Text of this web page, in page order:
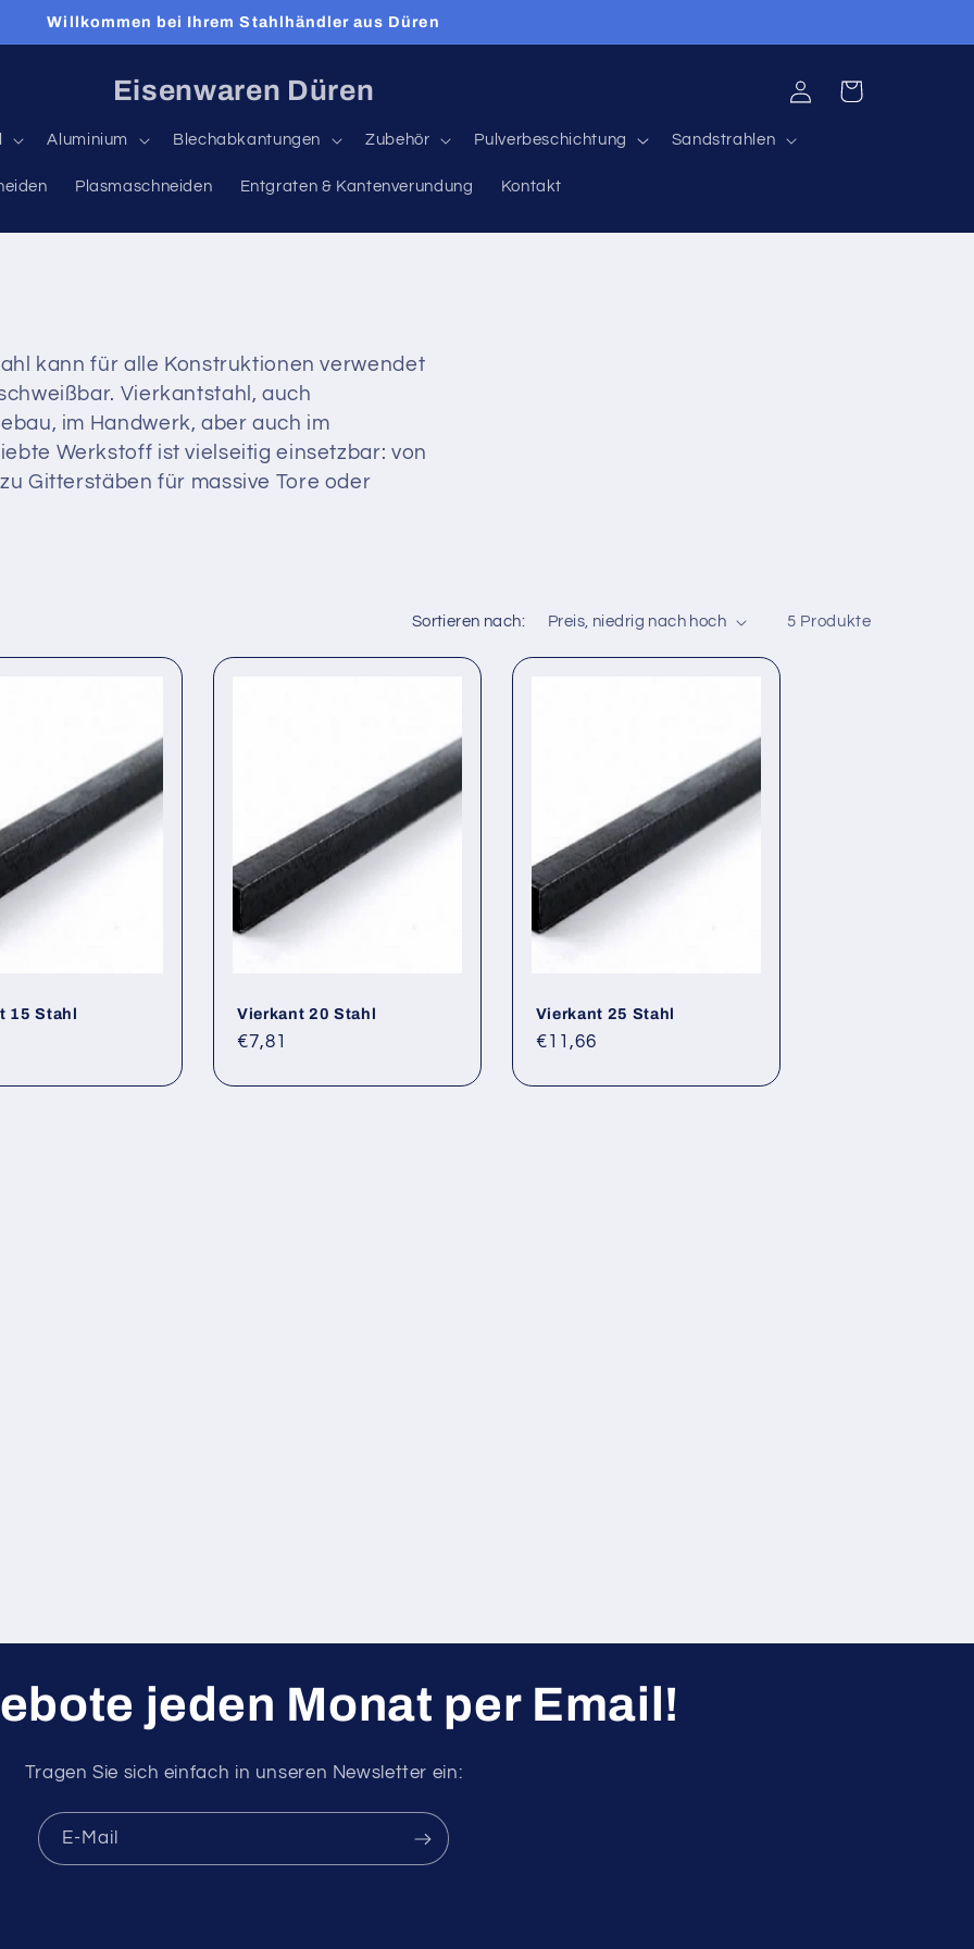
Willkommen bei Ihrem Stahlhändler aus Düren
Eisenwaren Düren
Aluminium Blechabkantungen Zubehör Pulverbeschichtung Sandstrahlen
Plasmaschneiden Entgraten & Kantenverundung Kontakt
EinloggenWarenkorb
kann für alle Konstruktionen verwendet
Vierkantstahl, auch
im Handwerk, aber auch im
Werkstoff ist vielseitig einsetzbar: von
Gitterstäben für massive Tore oder
Sortieren nach: 5 Produkte
15 Stahl Vierkant 20 Stahl
Normaler
€7,81
Vierkant 25 Stahl
Normaler
€11,66
jeden Monat per Email!
Tragen Sie sich einfach in unseren Newsletter ein:
E-Mail